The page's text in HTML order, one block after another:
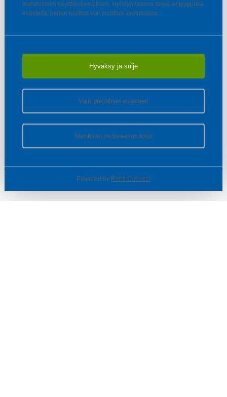
mahdollisen käyttökokemuksen. Hyödynnämme tässä erityyppisiä
evästeitä, joiden käyttöä voit muuttaa asetuksissa.
Hyväksy ja sulje
Vain pakolliset evästeet
Muokkaa evästeasetuksia
Powered by Rehti Consent